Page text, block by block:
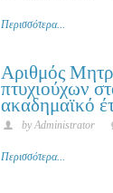
Περισσότερα...
Αριθμός
πτυχιούχων
ακαδημαϊκό
by Administrator
Περισσότερα...